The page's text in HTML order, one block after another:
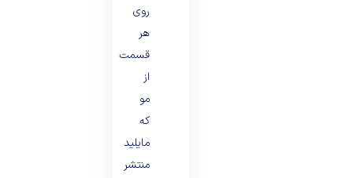
روی
هر
قسمت
از
مو
که
مایلید
منتشر